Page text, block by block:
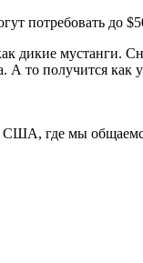
потребовать до
дикие мустанги.
то получится как
США, где мы